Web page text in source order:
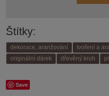
Štítky:
dekorace, aranžování tvoření a
originální dárek
dřevěný kruh
Save